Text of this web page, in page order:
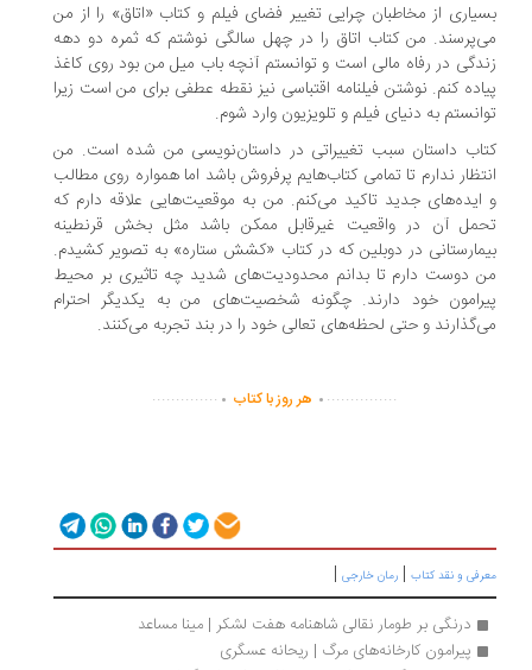
از مخاطبان چرایی تغییر فضای فیلم و کتاب «اتاق» را از من
من کتاب اتاق را در چهل سالگی نوشتم که ثمره دو دهه
در رفاه مالی است و توانستم آنچه باب میل من بود روی کاغذ
کنم. نوشتن فیلنامه اقتباسی نیز نقطه عطفی برای من است زیرا
به دنیای فیلم و تلویزیون وارد شوم.
داستان سبب تغییراتی در داستان‌نویسی من شده است. من
ندارم تا تمامی کتاب‌هایم پرفروش باشد اما همواره روی مطالب
جدید تاکید می‌کنم. من به موقعیت‌هایی علاقه دارم که
آن در واقعیت غیرقابل ممکن باشد مثل بخش قرنطینه
در دوبلین که در کتاب «کشش ستاره» به تصویر کشیدم.
دوست دارم تا بدانم محدودیت‌های شدید چه تاثیری بر محیط
خود دارند. چگونه شخصیت‌های من به یکدیگر احترام
و حتی لحظه‌های تعالی خود را در بند تجربه می‌کنند.
...............
. هر روز با کتاب .
..............
و نقد کتاب|رمان خارجی|
درنگی بر طومار نقالی شاهنامه هفت لشکر | مینا مساعد
پیرامون کارخانه‌های مرگ | ریحانه عسگری